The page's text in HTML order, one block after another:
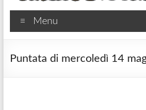
Il
mito
di
Menu
Puntata di mercoledì 14